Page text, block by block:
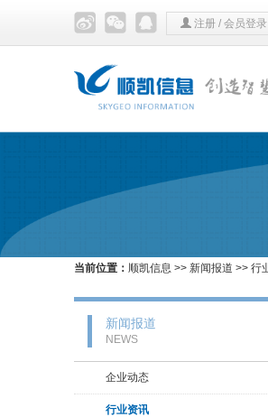
注册 / 会员登录
当前位置： 顺凯信息 >> 新闻报道 >> 行
新闻报道
NEWS
企业动态
行业资讯